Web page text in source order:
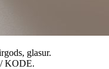
glasur.
/ KODE.